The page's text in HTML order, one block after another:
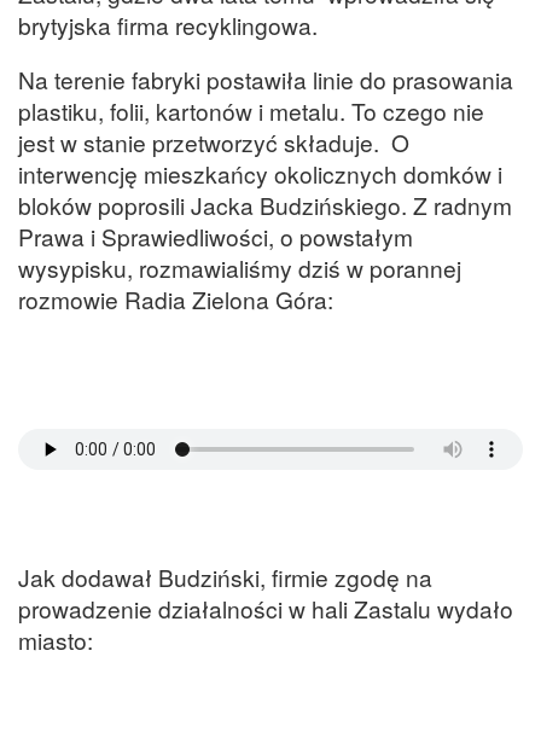
brytyjska firma recyklingowa.
Na terenie fabryki postawiła linie do prasowania
plastiku, folii, kartonów i metalu. To czego nie
jest w stanie przetworzyć składuje. O
interwencję mieszkańcy okolicznych domków i
bloków poprosili Jacka Budzińskiego. Z radnym
Prawa i Sprawiedliwości, o powstałym
wysypisku, rozmawialiśmy dziś w porannej
rozmowie Radia Zielona Góra:
Jak dodawał Budziński, firmie zgodę na
prowadzenie działalności w hali Zastalu wydało
miasto: